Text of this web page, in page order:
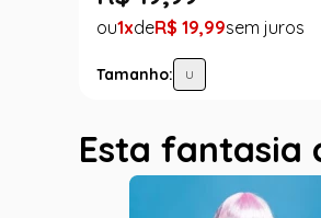
1 R$ 19,99
Tamanho: U
Esta fantasia